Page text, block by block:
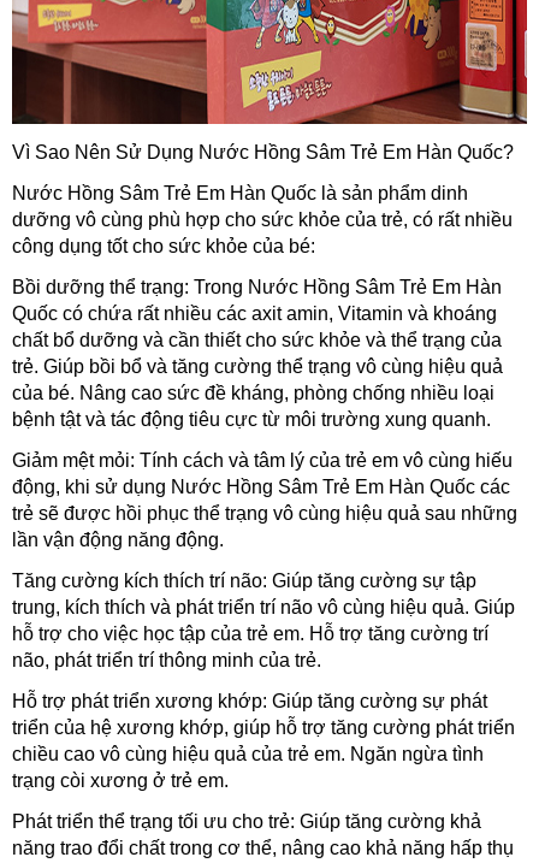
Vì Sao Nên Sử Dụng Nước Hồng Sâm Trẻ Em Hàn Quốc?
Nước Hồng Sâm Trẻ Em Hàn Quốc là sản phẩm dinh
dưỡng vô cùng phù hợp cho sức khỏe của trẻ, có rất nhiều
công dụng tốt cho sức khỏe của bé:
Bồi dưỡng thể trạng: Trong Nước Hồng Sâm Trẻ Em Hàn
Quốc có chứa rất nhiều các axit amin, Vitamin và khoáng
chất bổ dưỡng và cần thiết cho sức khỏe và thể trạng của
trẻ. Giúp bồi bổ và tăng cường thể trạng vô cùng hiệu quả
của bé. Nâng cao sức đề kháng, phòng chống nhiều loại
bệnh tật và tác động tiêu cực từ môi trường xung quanh.
Giảm mệt mỏi: Tính cách và tâm lý của trẻ em vô cùng hiếu
động, khi sử dụng Nước Hồng Sâm Trẻ Em Hàn Quốc các
trẻ sẽ được hồi phục thể trạng vô cùng hiệu quả sau những
lần vận động năng động.
Tăng cường kích thích trí não: Giúp tăng cường sự tập
trung, kích thích và phát triển trí não vô cùng hiệu quả. Giúp
hỗ trợ cho việc học tập của trẻ em. Hỗ trợ tăng cường trí
não, phát triển trí thông minh của trẻ.
Hỗ trợ phát triển xương khớp: Giúp tăng cường sự phát
triển của hệ xương khớp, giúp hỗ trợ tăng cường phát triển
chiều cao vô cùng hiệu quả của trẻ em. Ngăn ngừa tình
trạng còi xương ở trẻ em.
Phát triển thể trạng tối ưu cho trẻ: Giúp tăng cường khả
năng trao đổi chất trong cơ thể, nâng cao khả năng hấp thụ